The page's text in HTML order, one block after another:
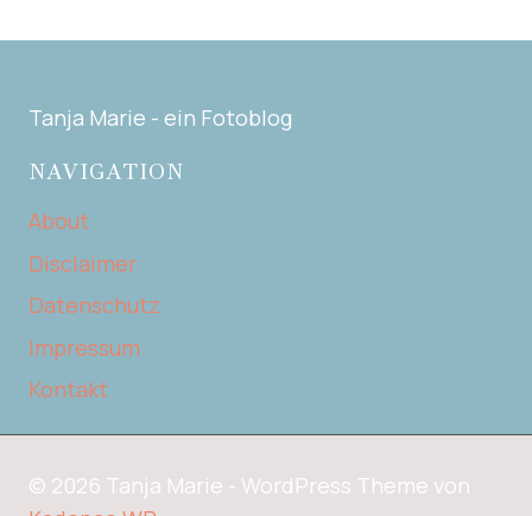
DEN
HINTERZARTEN
Tanja Marie - ein Fotoblog
NAVIGATION
About
Disclaimer
Datenschutz
Impressum
Kontakt
© 2026 Tanja Marie - WordPress Theme von